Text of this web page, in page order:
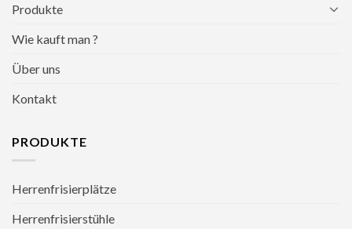
Produkte
Wie kauft man ?
Über uns
Kontakt
PRODUKTE
Herrenfrisierplätze
Herrenfrisierstühle